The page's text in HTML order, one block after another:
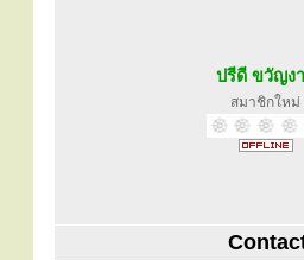
ปรีดี ขวัญง
สมาชิกใหม่